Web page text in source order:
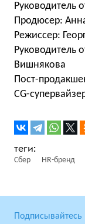
Руководитель
Продюсер:
Режиссер:
Руководитель
Вишнякова
Пост-
CG-
Сбер HR-бренд